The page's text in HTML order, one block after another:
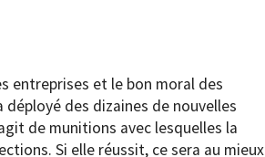
entreprises et le bon moral des
des dizaines de nouvelles
de munitions avec lesquelles la
Si elle réussit, ce sera au mieux